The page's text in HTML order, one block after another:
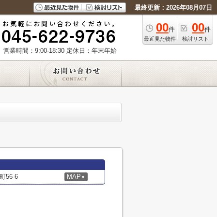
最終更新：2026年08月07日
00件
最近見た物件
00件
検討リスト
営業時間：9:00-18:30 定休日：年末年始
56-6 MAP ▼